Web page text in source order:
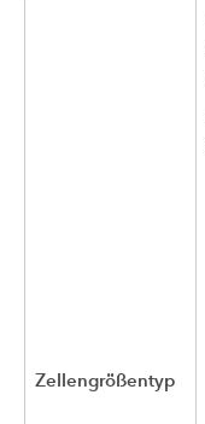
Zellengrößentyp